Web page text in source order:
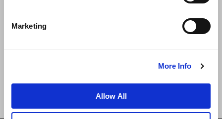
Marketing
More Info
Allow All
شروط الاستخدام